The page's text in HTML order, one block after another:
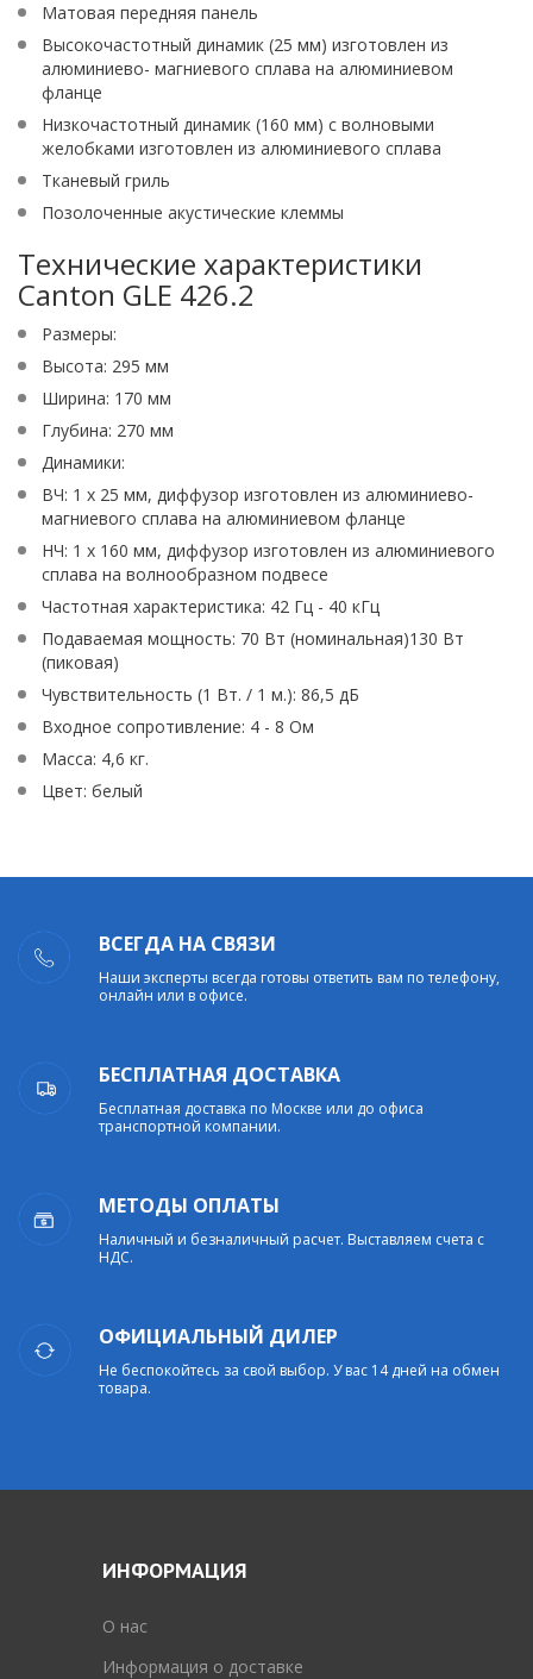
Матовая передняя панель
Высокочастотный динамик (25 мм) изготовлен из
алюминиево- магниевого сплава на алюминиевом
фланце
Низкочастотный динамик (160 мм) с волновыми
желобками изготовлен из алюминиевого сплава
Тканевый гриль
Позолоченные акустические клеммы
Технические характеристики
Canton GLE 426.2
Размеры:
Высота: 295 мм
Ширина: 170 мм
Глубина: 270 мм
Динамики:
ВЧ: 1 х 25 мм, диффузор изготовлен из алюминиево-
магниевого сплава на алюминиевом фланце
НЧ: 1 х 160 мм, диффузор изготовлен из алюминиевого
сплава на волнообразном подвесе
Частотная характеристика: 42 Гц - 40 кГц
Подаваемая мощность: 70 Вт (номинальная)130 Вт
(пиковая)
Чувствительность (1 Вт. / 1 м.): 86,5 дБ
Входное сопротивление: 4 - 8 Ом
Масса: 4,6 кг.
Цвет: белый
ВСЕГДА НА СВЯЗИ
Наши эксперты всегда готовы ответить вам по телефону,
онлайн или в офисе.
БЕСПЛАТНАЯ ДОСТАВКА
Бесплатная доставка по Москве или до офиса
транспортной компании.
МЕТОДЫ ОПЛАТЫ
Наличный и безналичный расчет. Выставляем счета с
НДС.
ОФИЦИАЛЬНЫЙ ДИЛЕР
Не беспокойтесь за свой выбор. У вас 14 дней на обмен
товара.
ИНФОРМАЦИЯ
O нас
Информация о доставке